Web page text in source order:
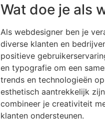
Wat doe je als
Als webdesigner ben je
diverse klanten en
positieve
en typografie om een
trends en technologieën
esthetisch aantrekkelijk
combineer je creativiteit
klanten ondersteunen.